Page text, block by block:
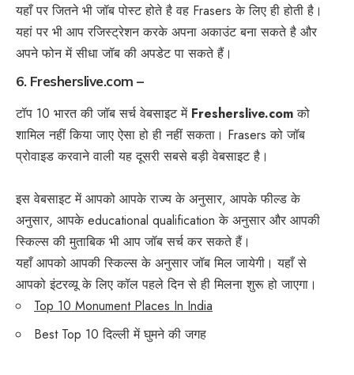
यहाँ पर जितने भी जॉब पोस्ट होते है वह Frasers के लिए ही होती है।
यहां पर भी आप रजिस्ट्रेशन करके अपना अकाउंट बना सकते है और
अपने फोन में सीधा जॉब की अपडेट पा सकते हैं।
6. Fresherslive.com –
टॉप 10 भारत की जॉब सर्च वेबसाइट में Fresherslive.comको
शामिल नहीं किया जाए ऐसा हो ही नहीं सकता। Frasers को जॉब
प्रोवाइड करवाने वाली यह दूसरी सबसे बड़ी वेबसाइट है।
इस वेबसाइट में आपको आपके राज्य के अनुसार, आपके फील्ड के
अनुसार, आपके educational qualification के अनुसार और आपकी
स्किल्स की मुताबिक भी आप जॉब सर्च कर सकते हैं।
यहाँ आपको आपकी स्किल्स के अनुसार जॉब मिल जायेगी। यहाँ से
आपको इंटरव्यू के लिए कॉल पहले दिन से ही मिलना शुरू हो जाएगा।
Top 10 Monument Places In India
Best Top 10 दिल्ली में घुमने की जगह